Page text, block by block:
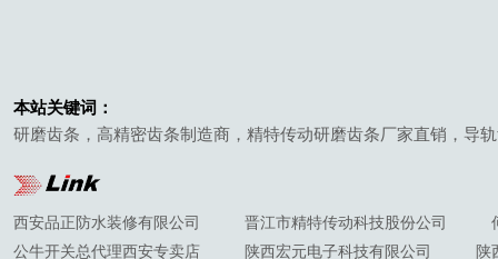
西安品正防水装修有限公司 晋江市精特传动科技股份公司
公牛开关总代理西安专卖店
陕西宏元电子科技有限公司 陕
本站关键词：
研磨齿条，高精密齿条制造商，精特传动研磨齿条厂家直销，导